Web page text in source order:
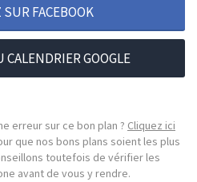
SUR FACEBOOK
GOOGLE
erreur sur ce bon plan ? Cliquez ici
que nos bons plans soient les plus
toutefois de vérifier les
avant de vous y rendre.